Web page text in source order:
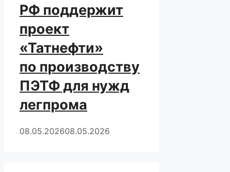
РФ поддержит
проект
«Татнефти»
по производству
ПЭТФ для нужд
легпрома
08.05.202608.05.2026